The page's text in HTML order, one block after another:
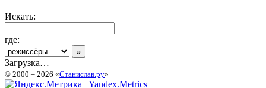
Искать:
где:
Загрузка…
© 2000 – 2026 «Станислав.ру»